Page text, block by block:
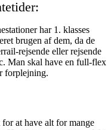
har 1. klasses
brugen af dem, da de
rejsende eller rejsende
Man skal have en full-flex
forplejning.
at have alt for mange